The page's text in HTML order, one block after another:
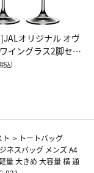
オリジナル オヴ
イングラス2脚セッ
ワイン）
税込）
> トートバッグ
ネスバッグ メンズ A4
量 大きめ 大容量 横 通